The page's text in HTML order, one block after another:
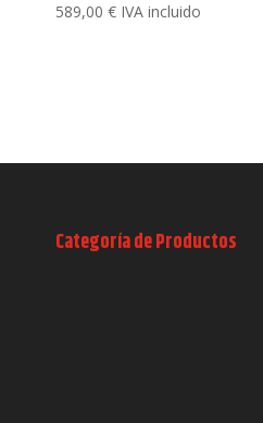
589,00 € IVA incluido
Categoría de Productos